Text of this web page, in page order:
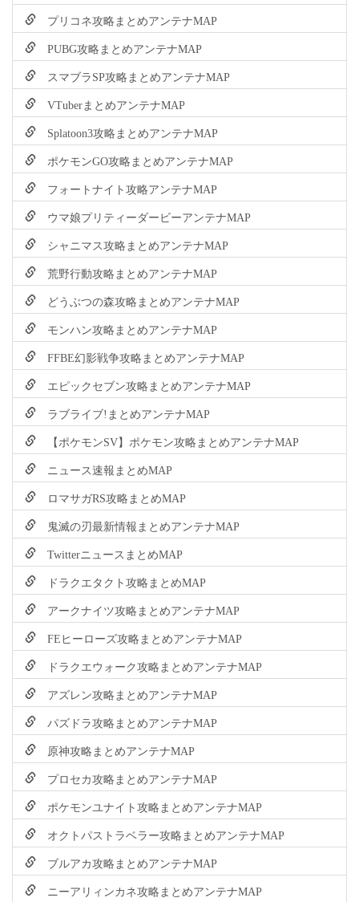
プリコネ攻略まとめアンテナMAP
PUBG攻略まとめアンテナMAP
スマブラSP攻略まとめアンテナMAP
VTuberまとめアンテナMAP
Splatoon3攻略まとめアンテナMAP
ポケモンGO攻略まとめアンテナMAP
フォートナイト攻略アンテナMAP
ウマ娘プリティーダービーアンテナMAP
シャニマス攻略まとめアンテナMAP
荒野行動攻略まとめアンテナMAP
どうぶつの森攻略まとめアンテナMAP
モンハン攻略まとめアンテナMAP
FFBE幻影戦争攻略まとめアンテナMAP
エピックセブン攻略まとめアンテナMAP
ラブライブ!まとめアンテナMAP
【ポケモンSV】ポケモン攻略まとめアンテナMAP
ニュース速報まとめMAP
ロマサガRS攻略まとめMAP
鬼滅の刃最新情報まとめアンテナMAP
TwitterニュースまとめMAP
ドラクエタクト攻略まとめMAP
アークナイツ攻略まとめアンテナMAP
FEヒーローズ攻略まとめアンテナMAP
ドラクエウォーク攻略まとめアンテナMAP
アズレン攻略まとめアンテナMAP
パズドラ攻略まとめアンテナMAP
原神攻略まとめアンテナMAP
プロセカ攻略まとめアンテナMAP
ポケモンユナイト攻略まとめアンテナMAP
オクトパストラベラー攻略まとめアンテナMAP
ブルアカ攻略まとめアンテナMAP
ニーアリィンカネ攻略まとめアンテナMAP